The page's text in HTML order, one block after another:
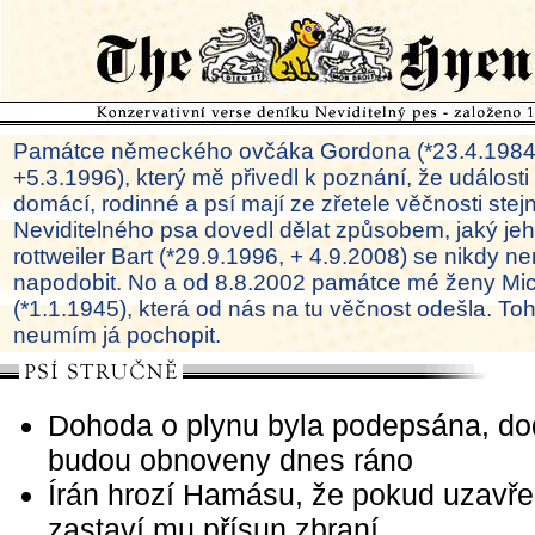
Památce německého ovčáka Gordona
+5.3.1996), který mě přivedl k poznání, že
domácí, rodinné a psí mají ze zřetele věčnosti
Neviditelného psa dovedl dělat způsobem, jaký
rottweiler Bart (*29.9.1996, + 4.9.2008) se nikdy
napodobit. No a od 8.8.2002 památce mé ženy
(*1.1.1945), která od nás na tu věčnost odešla.
neumím já pochopit.
Dohoda o plynu byla podepsána,
budou obnoveny dnes ráno
Írán hrozí Hamásu, že pokud